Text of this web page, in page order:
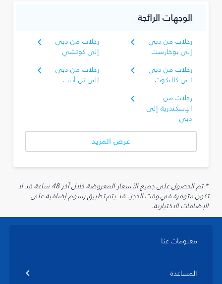
الوجهات الرائجة
رحلات من دبي
إلى بوخارست
رحلات من دبي
إلى كوتشي
رحلات من دبي
إلى كاليكوت
رحلات من دبي
إلى تل أبيب
رحلات من
الإسكندرية إلى
دبي
عرض المزيد
* تم الحصول على جميع الأسعار المعروضة خلال آخر 48 ساعة قد لا
تكون متوفرة في وقت الحجز. قد يتم تطبيق رسوم إضافية على
الإضافات الاختيارية.
معلومات عنا
المساعدة